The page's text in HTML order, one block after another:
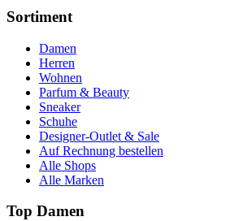
Sortiment
Damen
Herren
Wohnen
Parfum & Beauty
Sneaker
Schuhe
Designer-Outlet & Sale
Auf Rechnung bestellen
Alle Shops
Alle Marken
Top Damen